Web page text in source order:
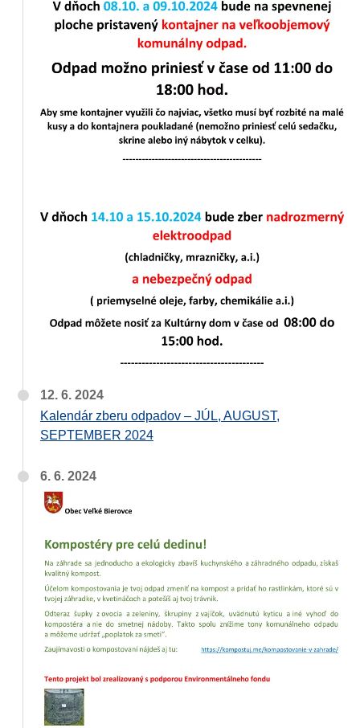
12. 6. 2024
Kalendár zberu odpadov – JÚL, AUGUST,
SEPTEMBER 2024
6. 6. 2024